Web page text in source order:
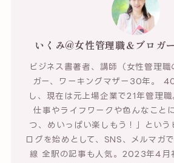
いくみ@女性管理職＆ブロガ
ビジネス書著者、講師（女性管理職
ガー、ワーキングマザー30年。
し、現在は元上場企業で21年管理
仕事やライフワークや色んなこと
つ、めいっぱい楽しもう！」とい
ログを始めとして、SNS、メルマガ
線 全駅の記事も人気。2023年4月